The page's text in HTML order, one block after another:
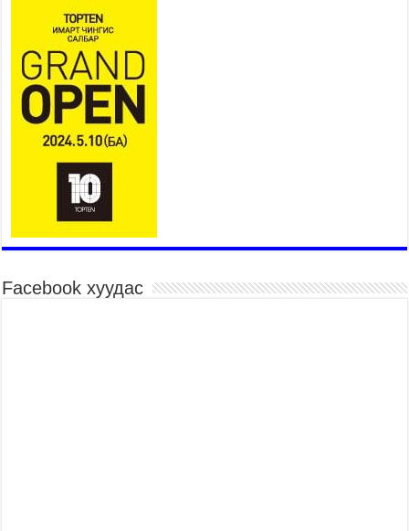
Аяллаа зөв төлөвлөхийг иргэдэд зөвлөж байна
2026 оны 7 сар 16 / 11 цаг 50 минут
Үер усны болзошгүй аюулаас сэргийлж,
холбогдох байгууллагууд өндөржүүлсэн бэлэн
байдалд ажиллаж байна
2026 оны 7 сар 15 / 13 цаг 06 минут
Монгол адууны үнэ цэнийг дэлхийд сурталчлах
2026 оны 7 сар 15 / 11 цаг 51 минут
Шагайн харвааны насанд хүрэгчдийн багийн
төрөлд 106 багийн 848 харваач өрсөлдөж,
шилдгүүд шалгарав
Facebook хуудас